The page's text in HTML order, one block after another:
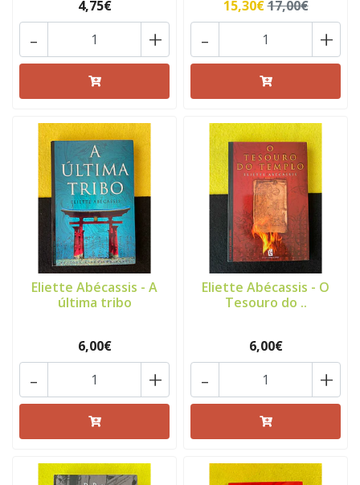
4,75€
+
-
15,30€17,00€
+
-
Eliette Abécassis - A
última tribo
6,00€
+
-
Eliette Abécassis - O
Tesouro do ..
6,00€
+
-